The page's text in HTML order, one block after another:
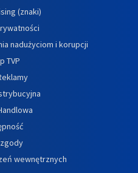
(znaki)
nadużyciom i korupcji
TVP
wewnętrznych